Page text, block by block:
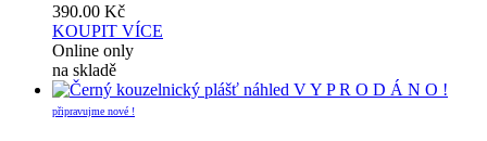
390.00 Kč
KOUPIT VÍCE
Online only
na skladě
náhled V Y P R O D Á N O !
připravujme nové !